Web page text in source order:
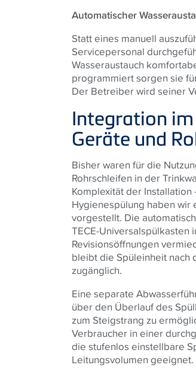
Automatischer
Statt eines manuell
Servicepersonal
Wasseraustauch
programmiert sorgen sie
Der Betreiber wird seiner
Integration
Geräte und
Bisher waren für die
Rohrschleifen in der
Komplexität der
Hygienespülung haben wir
vorgestellt. Die
TECE-Universalspülkasten
Revisionsöffnungen
bleibt die Spüleinheit nach
zugänglich.
Eine separate
über den Überlauf des
zum Steigstrang zu
Verbraucher in einer
die stufenlos einstellbare
Leitungsvolumen geeignet.